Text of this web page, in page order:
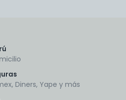
Diners, Yape y más